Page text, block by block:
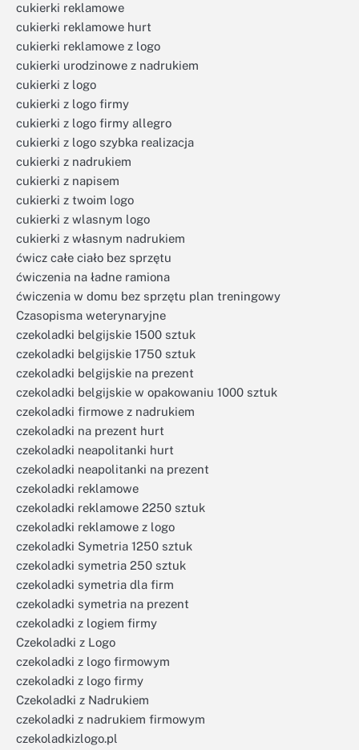
cukierki reklamowe
cukierki reklamowe hurt
cukierki reklamowe z logo
cukierki urodzinowe z nadrukiem
cukierki z logo
cukierki z logo firmy
cukierki z logo firmy allegro
cukierki z logo szybka realizacja
cukierki z nadrukiem
cukierki z napisem
cukierki z twoim logo
cukierki z wlasnym logo
cukierki z własnym nadrukiem
ćwicz całe ciało bez sprzętu
ćwiczenia na ładne ramiona
ćwiczenia w domu bez sprzętu plan treningowy
Czasopisma weterynaryjne
czekoladki belgijskie 1500 sztuk
czekoladki belgijskie 1750 sztuk
czekoladki belgijskie na prezent
czekoladki belgijskie w opakowaniu 1000 sztuk
czekoladki firmowe z nadrukiem
czekoladki na prezent hurt
czekoladki neapolitanki hurt
czekoladki neapolitanki na prezent
czekoladki reklamowe
czekoladki reklamowe 2250 sztuk
czekoladki reklamowe z logo
czekoladki Symetria 1250 sztuk
czekoladki symetria 250 sztuk
czekoladki symetria dla firm
czekoladki symetria na prezent
czekoladki z logiem firmy
Czekoladki z Logo
czekoladki z logo firmowym
czekoladki z logo firmy
Czekoladki z Nadrukiem
czekoladki z nadrukiem firmowym
czekoladkizlogo.pl